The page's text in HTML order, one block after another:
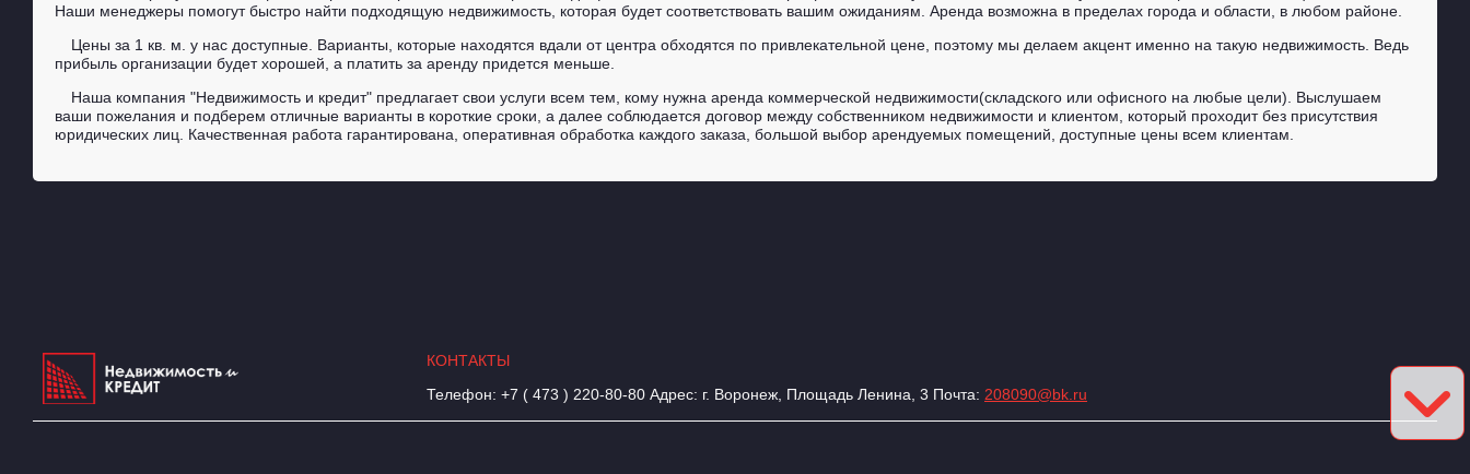
Наши менеджеры помогут быстро найти подходящую недвижимость, которая будет соответствовать вашим ожиданиям. Аренда возможна в пределах города и области, в любом районе.
Цены за 1 кв. м. у нас доступные. Варианты, которые находятся вдали от центра обходятся по привлекательной цене, поэтому мы делаем акцент именно на такую недвижимость. Ведь
прибыль организации будет хорошей, а платить за аренду придется меньше.
Наша компания "Недвижимость и кредит" предлагает свои услуги всем тем, кому нужна аренда коммерческой недвижимости(складского или офисного на любые цели). Выслушаем
ваши пожелания и подберем отличные варианты в короткие сроки, а далее соблюдается договор между собственником недвижимости и клиентом, который проходит без присутствия
юридических лиц. Качественная работа гарантирована, оперативная обработка каждого заказа, большой выбор арендуемых помещений, доступные цены всем клиентам.
КОНТАКТЫ
Телефон: +7 ( 473 ) 220-80-80 Адрес: г. Воронеж, Площадь Ленина, 3 Почта: 208090@bk.ru